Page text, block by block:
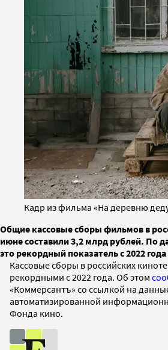
Кадр из фильма «На деревню
Общие кассовые сборы фильмов в
июне составили 3,2 млрд рублей. По
это рекордный показатель с 2022 года
Кассовые сборы в российских
рекордными с 2022 года. Об этом
«Коммерсантъ» со ссылкой на
автоматизированной
Фонда кино.